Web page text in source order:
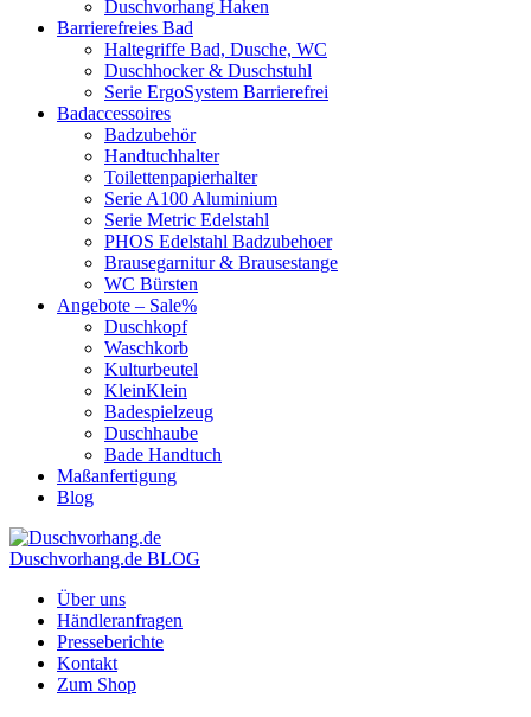
Duschvorhang Haken
Barrierefreies Bad
Haltegriffe Bad, Dusche, WC
Duschhocker & Duschstuhl
Serie ErgoSystem Barrierefrei
Badaccessoires
Badzubehör
Handtuchhalter
Toilettenpapierhalter
Serie A100 Aluminium
Serie Metric Edelstahl
PHOS Edelstahl Badzubehoer
Brausegarnitur & Brausestange
WC Bürsten
Angebote – Sale%
Duschkopf
Waschkorb
Kulturbeutel
KleinKlein
Badespielzeug
Duschhaube
Bade Handtuch
Maßanfertigung
Blog
Duschvorhang.de BLOG
Über uns
Händleranfragen
Presseberichte
Kontakt
Zum Shop